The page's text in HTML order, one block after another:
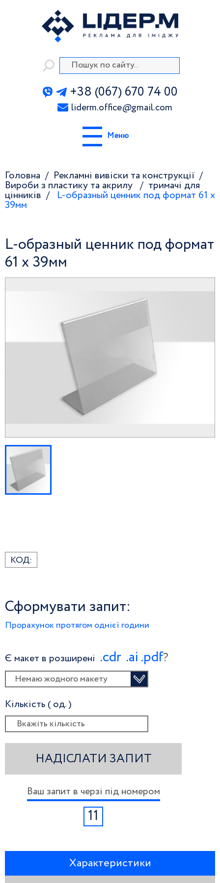
+38 (067) 670 74 00
liderm.office@gmail.com
Меню
Головна
Рекламні вивіски та конструкції
Вироби з пластику та акрилу
тримачі для
цінників
L-образный ценник под формат 61 x
39мм
L-образный ценник под формат
61 x 39мм
КОД:
Сформувати запит:
Прорахунок протягом однієї години
Є макет в розширені .сdr .ai .pdf?
Немаю жодного макету
Кількість ( од. )
НАДІСЛАТИ ЗАПИТ
Ваш запит в черзі під номером
11
Характеристики